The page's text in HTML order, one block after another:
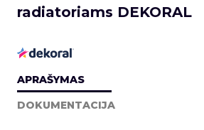
radiatoriams DEKORAL
APRAŠYMAS
DOKUMENTACIJA